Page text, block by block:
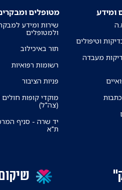
ומידע
וטיפולים
מעבדה
מטופלים
שירות ומידע
ולמטופלים
תור באיכילוב
רשומות רפואיות
פניות הציבור
מוקדי קופות חולים
(צה"ל)
יד שרה - סניף
ת"א